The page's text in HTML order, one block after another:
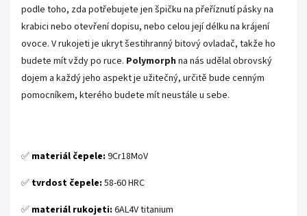
podle toho, zda potřebujete jen špičku na přeříznutí pásky na
krabici nebo otevření dopisu, nebo celou její délku na krájení
ovoce. V rukojeti je ukryt šestihranný bitový ovladač, takže ho
budete mít vždy po ruce. Polymorph na nás udělal obrovský
dojem a každý jeho aspekt je užitečný, určitě bude cenným
pomocníkem, kterého budete mít neustále u sebe.
✅ materiál čepele: 9Cr18MoV
✅ tvrdost čepele: 58-60 HRC
✅ materiál rukojeti: 6AL4V titanium